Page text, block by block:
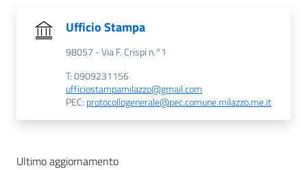
Ufficio Stampa
98057 - Via F. Crispi n.°1
T: 0909231156
ufficiostampamilazzo@gmail.com
PEC: protocollogenerale@pec.comune.milazzo.me.it
Ultimo aggiornamento